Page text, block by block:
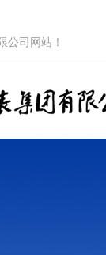
公司网站！